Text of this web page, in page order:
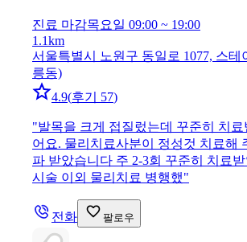
진료 마감목요일 09:00 ~ 19:00
1.1km
서울특별시 노원구 동일로 1077, 스테
릉동)
4.9(후기 57)
"발목을 크게 접질렀는데 꾸준히 치
어요. 물리치료사분이 정성것 치료해
파 받았습니다 주 2-3회 꾸준히 치료
시술 이외 물리치료 병행했"
전화 팔로우